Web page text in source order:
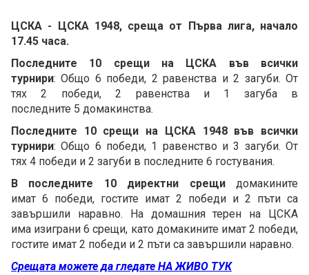
ЦСКА - ЦСКА 1948, среща от Първа лига, начало
17.45 часа.
Последните 10 срещи на ЦСКА във всички
турнири: Общо 6 победи, 2 равенства и 2 загуби. От
тях 2 победи, 2 равенства и 1 загуба в
последните 5 домакинства.
Последните 10 срещи на ЦСКА 1948 във всички
турнири: Общо 6 победи, 1 равенство и 3 загуби. От
тях 4 победи и 2 загуби в последните 6 гостувания.
В последните 10 директни срещидомакините
имат 6 победи, гостите имат 2 победи и 2 пъти са
завършили наравно. На домашния терен на ЦСКА
има изиграни 6 срещи, като домакините имат 2 победи,
гостите имат 2 победи и 2 пъти са завършили наравно.
Срещата можете да гледате НА ЖИВО ТУК